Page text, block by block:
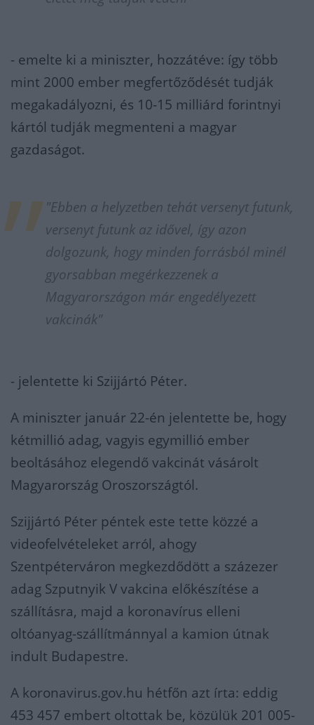
- emelte ki a miniszter, hozzátéve: így több
mint 2000 ember megfertőződését tudják
megakadályozni, és 10-15 milliárd forintnyi
kártól tudják megmenteni a magyar
gazdaságot.
"Ebben a helyzetben tehát versenyt futunk,
versenyt futunk az idővel, így azon
dolgozunk, hogy minden forrásból minél
gyorsabban megérkezzenek a
Magyarországon már engedélyezett
vakcinák"
- jelentette ki Szijjártó Péter.
A miniszter január 22-én jelentette be, hogy
kétmillió adag, vagyis egymillió ember
beoltásához elegendő vakcinát vásárolt
Magyarország Oroszországtól.
Szijjártó Péter péntek este tette közzé a
videofelvételeket arról, ahogy
Szentpéterváron megkezdődött a százezer
adag Szputnyik V vakcina előkészítése a
szállításra, majd a koronavírus elleni
oltóanyag-szállítmánnyal a kamion útnak
indult Budapestre.
A koronavirus.gov.hu hétfőn azt írta: eddig
453 457 embert oltottak be, közülük 201 005-